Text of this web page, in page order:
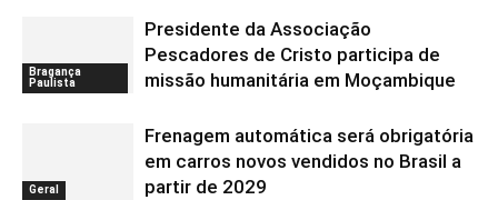
Bragança
Paulista
Presidente da Associação
Pescadores de Cristo participa de
missão humanitária em Moçambique
Geral
Frenagem automática será obrigatória
em carros novos vendidos no Brasil a
partir de 2029